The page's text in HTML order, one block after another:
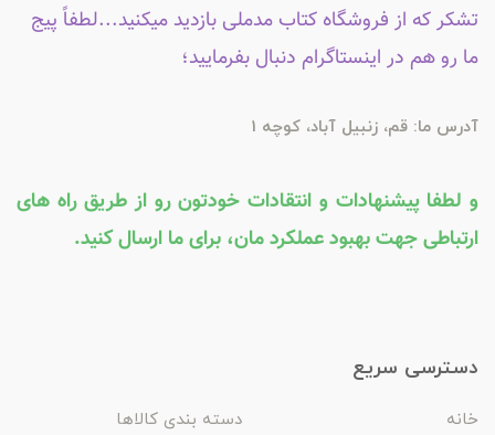
تشکر که از فروشگاه کتاب مدملی بازدید میکنید...لطفاً پیج
ما رو هم در اینستاگرام دنبال بفرمایید؛
آدرس ما: قم، زنبیل آباد، کوچه 1
و لطفا پیشنهادات و انتقادات خودتون رو از طریق راه های
ارتباطی جهت بهبود عملکرد مان، برای ما ارسال کنید.
دسترسی سریع
خانه
دسته بندی کالاها